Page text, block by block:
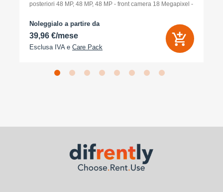
posteriori 48 MP, 48 MP, 48 MP - front camera 18 Megapixel -
Noleggialo a partire da
39,96 €/mese
Esclusa IVA e Care Pack